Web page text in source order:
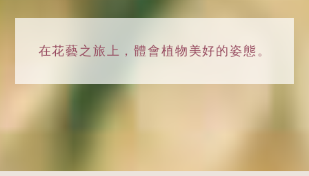
在花藝之旅上，體會植物美好的姿態。